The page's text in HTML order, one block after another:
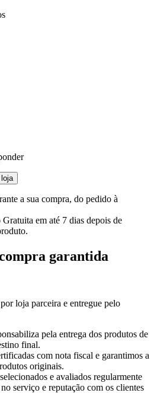
a sua compra, do pedido à
Gratuita em até 7 dias depois de
garantida
loja parceira e entregue pelo
pela entrega dos produtos de
final.
com nota fiscal e garantimos a
originais.
e avaliados regularmente
serviço e reputação com os clientes